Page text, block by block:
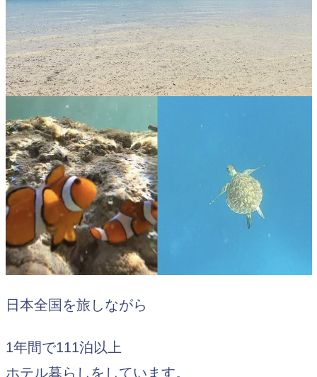
日本全国を旅しながら
1年間で111泊以上
ホテル暮らしをしています。